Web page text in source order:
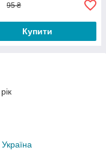
95 ₴
Купити